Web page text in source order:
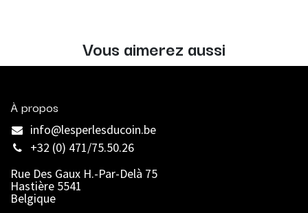
Vous aimerez aussi
À propos
info@lesperlesducoin.be​
+32 (0) 471/75.50.26
Rue Des Gaux H.-Par-Delà 75
Hastière 5541
Belgique